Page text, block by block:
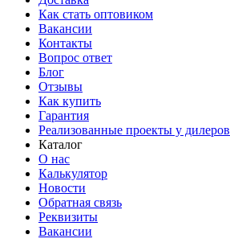
Как стать оптовиком
Вакансии
Контакты
Вопрос ответ
Блог
Отзывы
Как купить
Гарантия
Реализованные проекты у дилеров
Каталог
О нас
Калькулятор
Новости
Обратная связь
Реквизиты
Вакансии